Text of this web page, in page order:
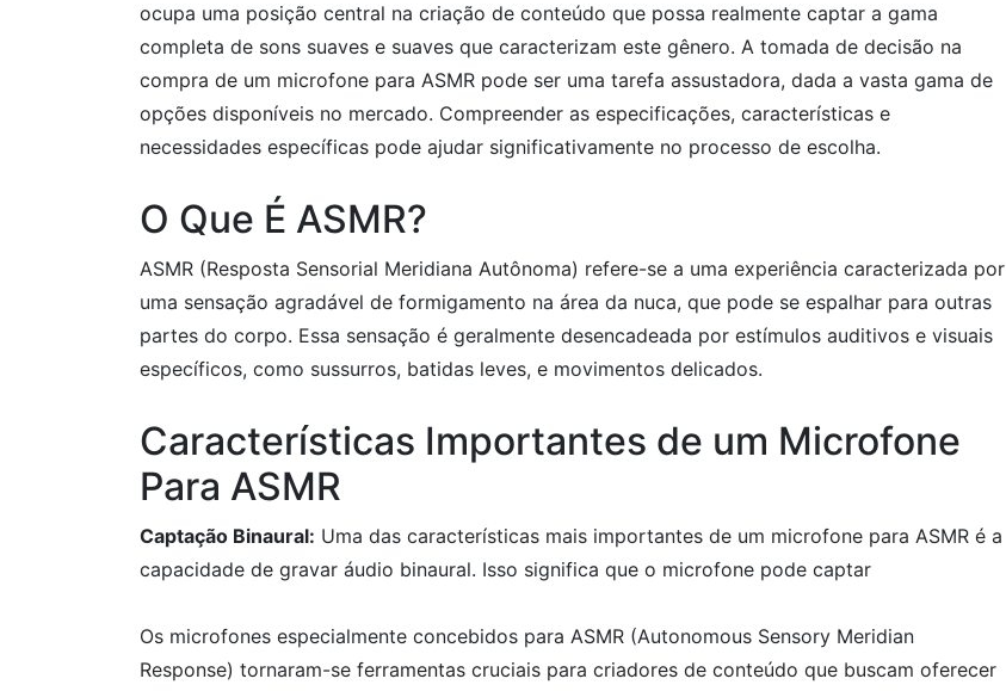
ocupa uma posição central na criação de conteúdo que possa realmente captar a gama
completa de sons suaves e suaves que caracterizam este gênero. A tomada de decisão na
compra de um microfone para ASMR pode ser uma tarefa assustadora, dada a vasta gama de
opções disponíveis no mercado. Compreender as especificações, características e
necessidades específicas pode ajudar significativamente no processo de escolha.
O Que É ASMR?
ASMR (Resposta Sensorial Meridiana Autônoma) refere-se a uma experiência caracterizada por
uma sensação agradável de formigamento na área da nuca, que pode se espalhar para outras
partes do corpo. Essa sensação é geralmente desencadeada por estímulos auditivos e visuais
específicos, como sussurros, batidas leves, e movimentos delicados.
Características Importantes de um Microfone
Para ASMR
Captação Binaural: Uma das características mais importantes de um microfone para ASMR é a
capacidade de gravar áudio binaural. Isso significa que o microfone pode captar
Os microfones especialmente concebidos para ASMR (Autonomous Sensory Meridian
Response) tornaram-se ferramentas cruciais para criadores de conteúdo que buscam oferecer